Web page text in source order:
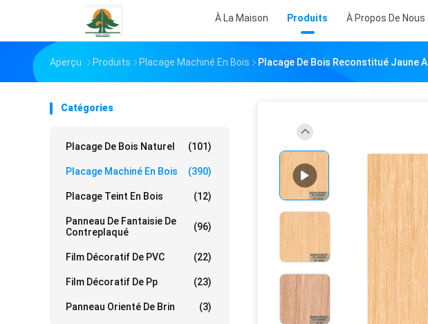
À La Maison Produits À Propos De Nous
Aperçu Produits Placage Machiné En Bois Placage De Bois Reconstitué Jaune
Catégories
Placage De Bois Naturel (101)
Placage Machiné En Bois (390)
Placage Teint En Bois (12)
Panneau De Fantaisie De
Contreplaqué
(96)
Film Décoratif De PVC (22)
Film Décoratif De Pp (23)
Panneau Orienté De Brin (3)